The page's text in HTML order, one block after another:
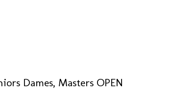
Dames, Masters OPEN